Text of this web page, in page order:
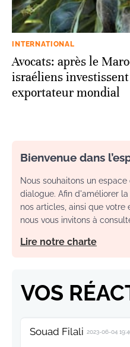
INTERNATIONAL
Avocats: après le
israéliens
exportateur mondial
Bienvenue dans
Nous souhaitons un
dialogue. Afin d'améliorer
nos articles, ainsi que votre
nous vous invitons à
Lire notre charte
VOS
Souad Filali 2023-06-04